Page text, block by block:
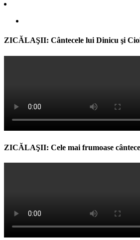
ZICĂLAŞII: Cântecele lui Dinicu şi
ZICĂLAŞII: Cele mai frumoase